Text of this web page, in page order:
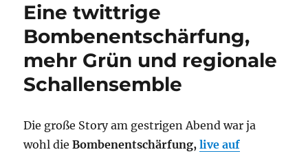
Eine twittrige
Bombenentschärfung,
mehr Grün und regionale
Schallensemble
Die große Story am gestrigen Abend war ja
wohl dieBombenentschärfung,live auf